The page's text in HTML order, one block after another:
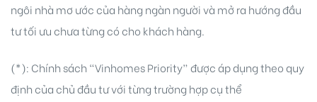
ngôi nhà mơ ước của hàng ngàn người và mở ra hướng đầu
tư tối ưu chưa từng có cho khách hàng.
(*): Chính sách “Vinhomes Priority” được áp dụng theo quy
định của chủ đầu tư với từng trường hợp cụ thể